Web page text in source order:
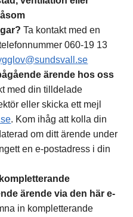
Ta kontakt med en
060-19 13
ärende hos oss
med din tilldelade
eller skicka ett mejl
. Kom ihåg att kolla din
om ditt ärende under
en e-postadress i din
ärende via den här e-
in kompletterande